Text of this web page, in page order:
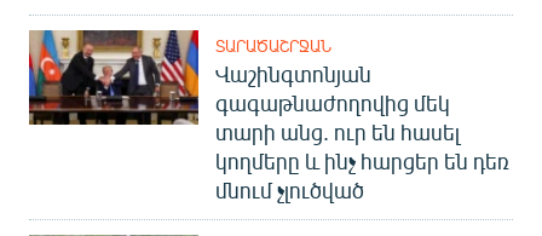
ՏԱՐԱԾԱՇՐՋԱՆ
Վաշինգտոնյան
գագաթնաժողովից մեկ
տարի անց. ուր են հասել
կողմերը և ինչ հարցեր են դեռ
մնում չլուծված